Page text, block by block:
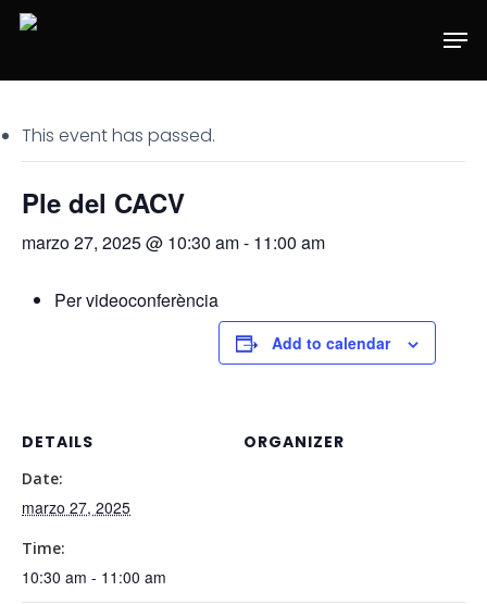
Skip
content
This event has passed.
Ple del CACV
marzo 27, 2025 @ 10:30 am- 11:00 am
Per videoconferència
Add to calendar
DETAILS
Date:
marzo 27, 2025
Time:
10:30 am - 11:00 am
ORGANIZER